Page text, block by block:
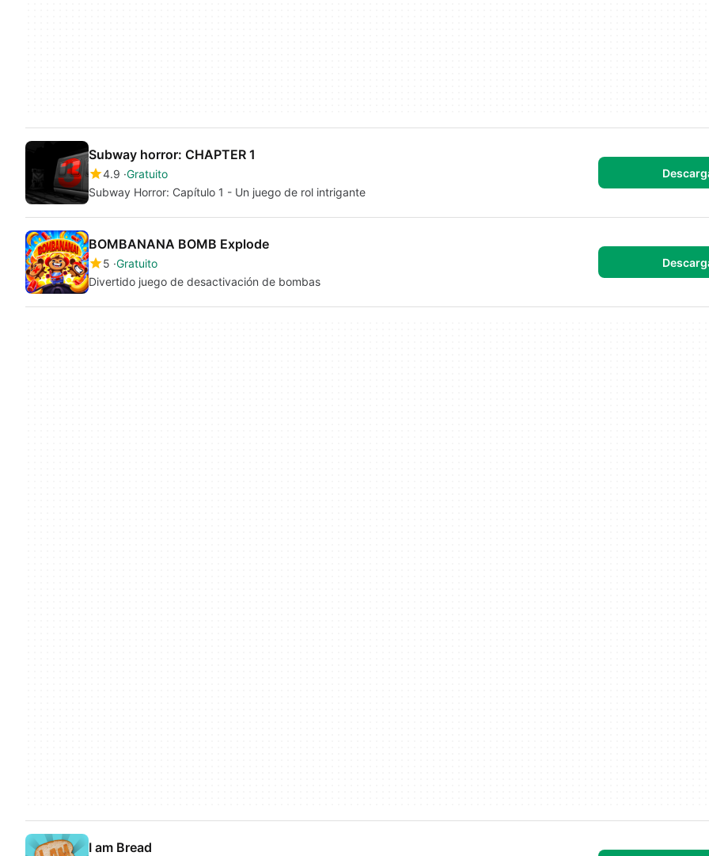
Subway horror: CHAPTER 1
4.9 Gratuito
Subway Horror: Capítulo 1 - Un juego de rol intrigante
BOMBANANA BOMB Explode
5 Gratuito
Divertido juego de desactivación de bombas
I am Bread